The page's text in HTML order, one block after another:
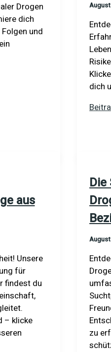
Drogen
dich
und
dich
aus
Unsere
für
findest du
– klicke
Die
zu